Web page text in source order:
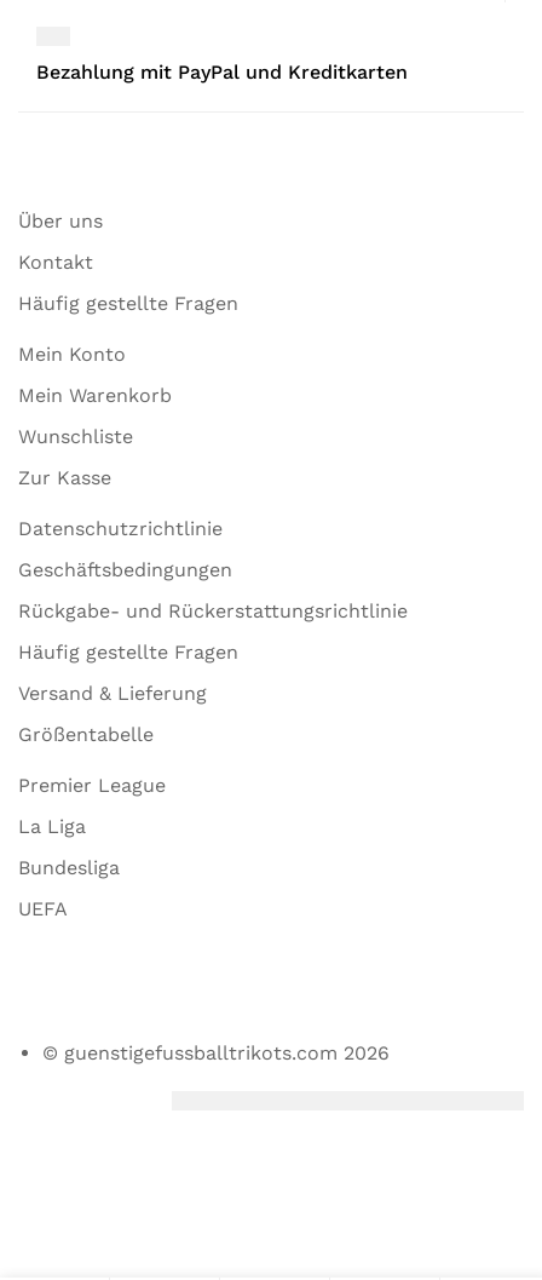
Bezahlung mit PayPal und Kreditkarten
Über uns
Kontakt
Häufig gestellte Fragen
Mein Konto
Mein Warenkorb
Wunschliste
Zur Kasse
Datenschutzrichtlinie
Geschäftsbedingungen
Rückgabe- und Rückerstattungsrichtlinie
Häufig gestellte Fragen
Versand & Lieferung
Größentabelle
Premier League
La Liga
Bundesliga
UEFA
© guenstigefussballtrikots.com 2026